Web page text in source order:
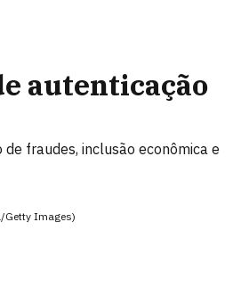
autenticação
fraudes, inclusão econômica e
Getty Images)